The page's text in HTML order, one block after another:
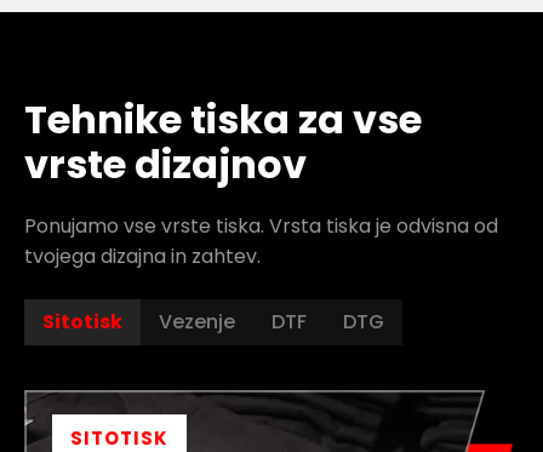
Tehnike tiska za vse
vrste dizajnov
Ponujamo vse vrste tiska. Vrsta tiska je odvisna od
tvojega dizajna in zahtev.
Sitotisk Vezenje DTF DTG
SITOTISK